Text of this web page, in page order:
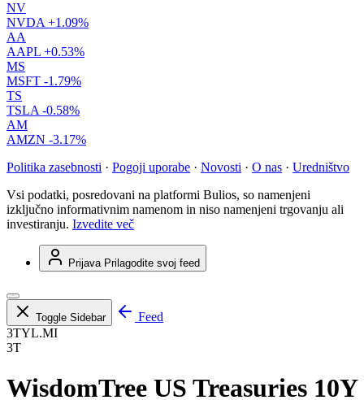
NV
NVDA +1.09%
AA
AAPL +0.53%
MS
MSFT -1.79%
TS
TSLA -0.58%
AM
AMZN -3.17%
Politika zasebnosti · Pogoji uporabe · Novosti · O nas · Uredništvo
Vsi podatki, posredovani na platformi Bulios, so namenjeni
izključno informativnim namenom in niso namenjeni trgovanju ali
investiranju. Izvedite več
Prijava Prilagodite svoj feed
Toggle Sidebar
Feed
3TYL.MI
3T
WisdomTree US Treasuries 10Y